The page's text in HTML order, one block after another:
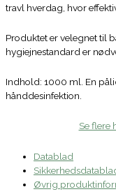
travl hverdag, hvor
Produktet er velegnet til
hygiejnestandard er
Indhold: 1000 ml. En
hånddesinfektion.
Se flere
Datablad
Øvrig